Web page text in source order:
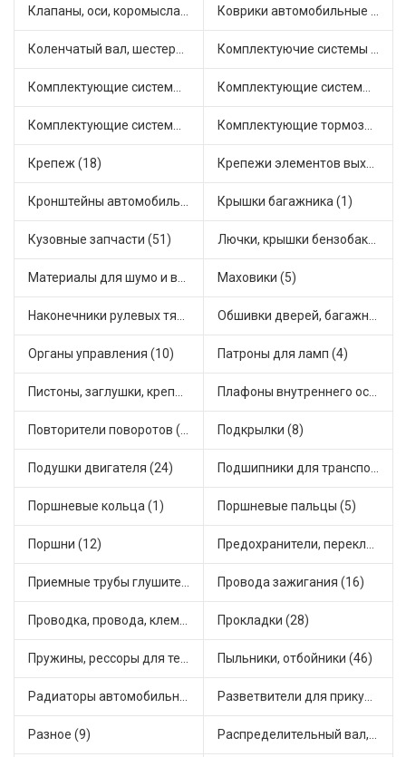
Клапаны, оси, коромысла (12) Коврики автомобильные (6)
Коленчатый вал, шестерни коленчатого вала (1) Комплектуючие системы стеклоочистителя (6)
Комплектующие системы выпуска отработавших газов (17) Комплектующие системы отопления (32)
Комплектующие системы питания (24) Комплектующие тормозной системы (15)
Крепеж (18) Крепежи элементов выхлопной системы (9)
Кронштейны автомобильные (12) Крышки багажника (1)
Кузовные запчасти (51) Лючки, крышки бензобака (3)
Материалы для шумо и виброизоляции (1) Маховики (5)
Наконечники рулевых тяг (28) Обшивки дверей, багажника, потолков, накладки салона (4)
Органы управления (10) Патроны для ламп (4)
Пистоны, заглушки, крепежные элементы (7) Плафоны внутреннего освещения (1)
Повторители поворотов (9) Подкрылки (8)
Подушки двигателя (24) Подшипники для транспорта (27)
Поршневые кольца (1) Поршневые пальцы (5)
Поршни (12) Предохранители, переключатели, кнопки автомобильные (61)
Приемные трубы глушителя (8) Провода зажигания (16)
Проводка, провода, клеммы и разъемы (26) Прокладки (28)
Пружины, рессоры для техники (7) Пыльники, отбойники (46)
Радиаторы автомобильные (14) Разветвители для прикуривателя (4)
Разное (9) Распределительный вал, шестерни распределительного (9)